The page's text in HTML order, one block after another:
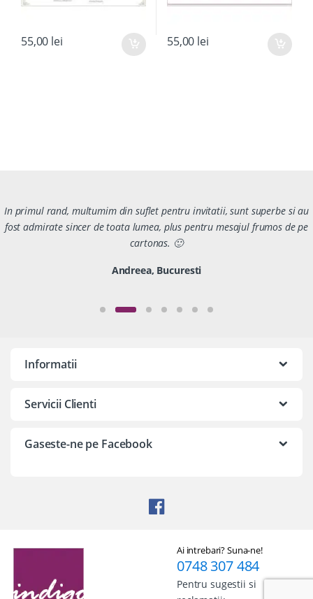
55,00 lei 55,00 lei
In primul rand, multumim din suflet pentru invitatii, sunt superbe si au
fost admirate sincer de toata lumea, plus pentru mesajul frumos de pe
cartonas. 🙂
Andreea, Bucuresti
Informatii
Servicii Clienti
Gaseste-ne pe Facebook
Ai intrebari? Suna-ne!
0748 307 484
Pentru sugestii si